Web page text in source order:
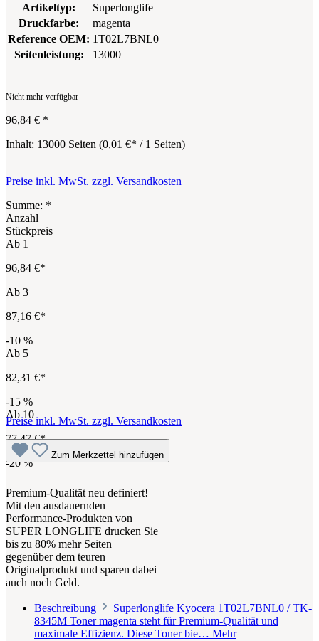
Artikeltyp:
Superlonglife
Druckfarbe:
magenta
Reference OEM: 1T02L7BNL0
Seitenleistung:
13000
Nicht mehr verfügbar
96,84 € *
Inhalt: 13000 Seiten (0,01 €* / 1 Seiten)
Preise inkl. MwSt. zzgl. Versandkosten
Summe: *
Anzahl
Stückpreis
Ab 1
96,84 €*
Ab 3
87,16 €*
-10 %
Ab 5
82,31 €*
-15 %
Ab10
77,47 €*
-20%
Preise inkl. MwSt. zzgl. Versandkosten
Zum Merkzettel hinzufügen
Premium-Qualität neu definiert!
Mit den ausdauernden
Performance-Produkten von
SUPER LONGLIFE drucken Sie
bis zu 80% mehr Seiten
gegenüber dem teuren
Originalprodukt und sparen dabei
auch noch Geld.
Beschreibung
Superlonglife Kyocera 1T02L7BNL0 / TK-
8345M Toner magenta steht für Premium-Qualität und
maximale Effizienz. Diese Toner bie… Mehr